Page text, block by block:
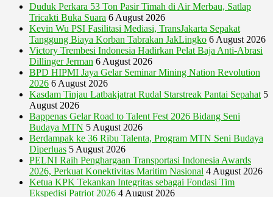
Duduk Perkara 53 Ton Pasir Timah di Air Merbau, Satlap
Tricakti Buka Suara 6 August 2026
Kevin Wu PSI Fasilitasi Mediasi, TransJakarta Sepakat
Tanggung Biaya Korban Tabrakan JakLingko 6 August 2026
Victory Trembesi Indonesia Hadirkan Pelat Baja Anti-Abrasi
Dillinger Jerman 6 August 2026
BPD HIPMI Jaya Gelar Seminar Mining Nation Revolution
2026 6 August 2026
Kasdam Tinjau Latbakjatrat Rudal Starstreak Pantai Sepahat 5
August 2026
Bappenas Gelar Road to Talent Fest 2026 Bidang Seni
Budaya MTN 5 August 2026
Berdampak ke 36 Ribu Talenta, Program MTN Seni Budaya
Diperluas 5 August 2026
PELNI Raih Penghargaan Transportasi Indonesia Awards
2026, Perkuat Konektivitas Maritim Nasional 4 August 2026
Ketua KPK Tekankan Integritas sebagai Fondasi Tim
Ekspedisi Patriot 2026 4 August 2026